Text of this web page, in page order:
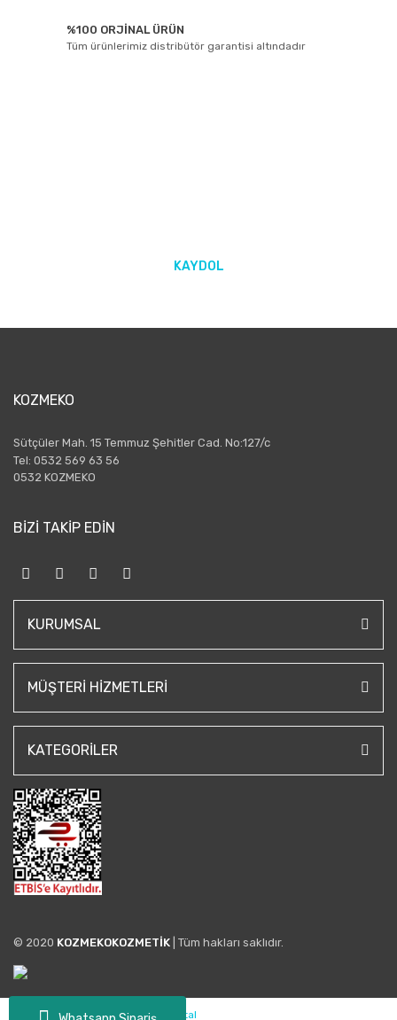
%100 ORJİNAL ÜRÜN
Tüm ürünlerimiz distribütör garantisi altındadır
KAYDOL
KOZMEKO
Sütçüler Mah. 15 Temmuz Şehitler Cad. No:127/c
Tel: 0532 569 63 56
0532 KOZMEKO
BİZİ TAKİP EDİN
KURUMSAL
MÜŞTERI HIZMETLERI
KATEGORILER
© 2020 KOZMEKOKOZMETİK | Tüm hakları saklıdır.